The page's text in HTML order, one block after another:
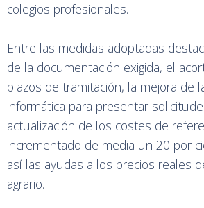
colegios profesionales.
Entre las medidas adoptadas
de la documentación exigida, el
plazos de tramitación, la mejora de
informática para presentar
actualización de los costes de
incrementado de media un 20 por
así las ayudas a los precios reales
agrario.